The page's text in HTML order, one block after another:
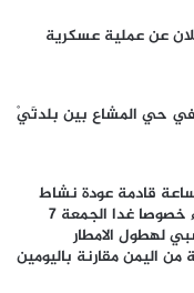
عن عملية عسكرية
في حي المشاع بين بلدتَيْ
عدنان الشوافي: متوقع خلال 48 ساعة قادمة عودة نشاط
الأمطار على اجزاء واسعة من الامانة صنعاء خصوصا غدا الجمعة 7
نسبي لهطول الامطار
اليمن مقارنة باليومين